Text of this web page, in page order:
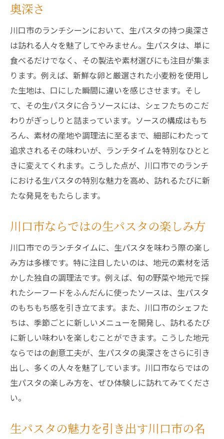
奥深さ
川口市のランチシーンにおいて、生パスタの持つ奥深さ
は訪れる人々を魅了してやみません。生パスタは、単に
食べるだけでなく、その製法や素材選びにも注目が集ま
ります。例えば、新鮮な卵と厳選された小麦粉を使用し
た生地は、口にした瞬間に違いを感じさせます。そし
て、その生パスタに合うソースには、シェフたちのこだ
わりがぎっしりと詰まっています。ソースの構成はもち
ろん、素材の産地や調理法に至るまで、細部にわたって
追求されるその味わいが、ランチタイムを特別なひとと
きに変えてくれます。こうした点が、川口市でのランチ
における生パスタの特別な魅力を高め、訪れるたびに新
たな発見をもたらします。
川口市ならではの生パスタの楽しみ方
川口市でのランチタイムに、生パスタを味わう際の楽し
み方は多様です。特に注目したいのは、地元の素材を活
かした独自の調理法です。例えば、旬の野菜や地元で採
れたシーフードをふんだんに使ったソースは、生パスタ
のもちもち感を引き立てます。また、川口市のシェフた
ちは、季節ごとに新しいメニューを開発し、訪れるたび
に新しい味わいを楽しむことができます。こうした地元
ならではの創意工夫が、生パスタの奥深さをさらに引き
出し、多くの人々を魅了しています。川口市ならではの
生パスタの楽しみ方を、ぜひ体験しに訪れてみてくださ
い。
生パスタの魅力を引き出す川口市の名